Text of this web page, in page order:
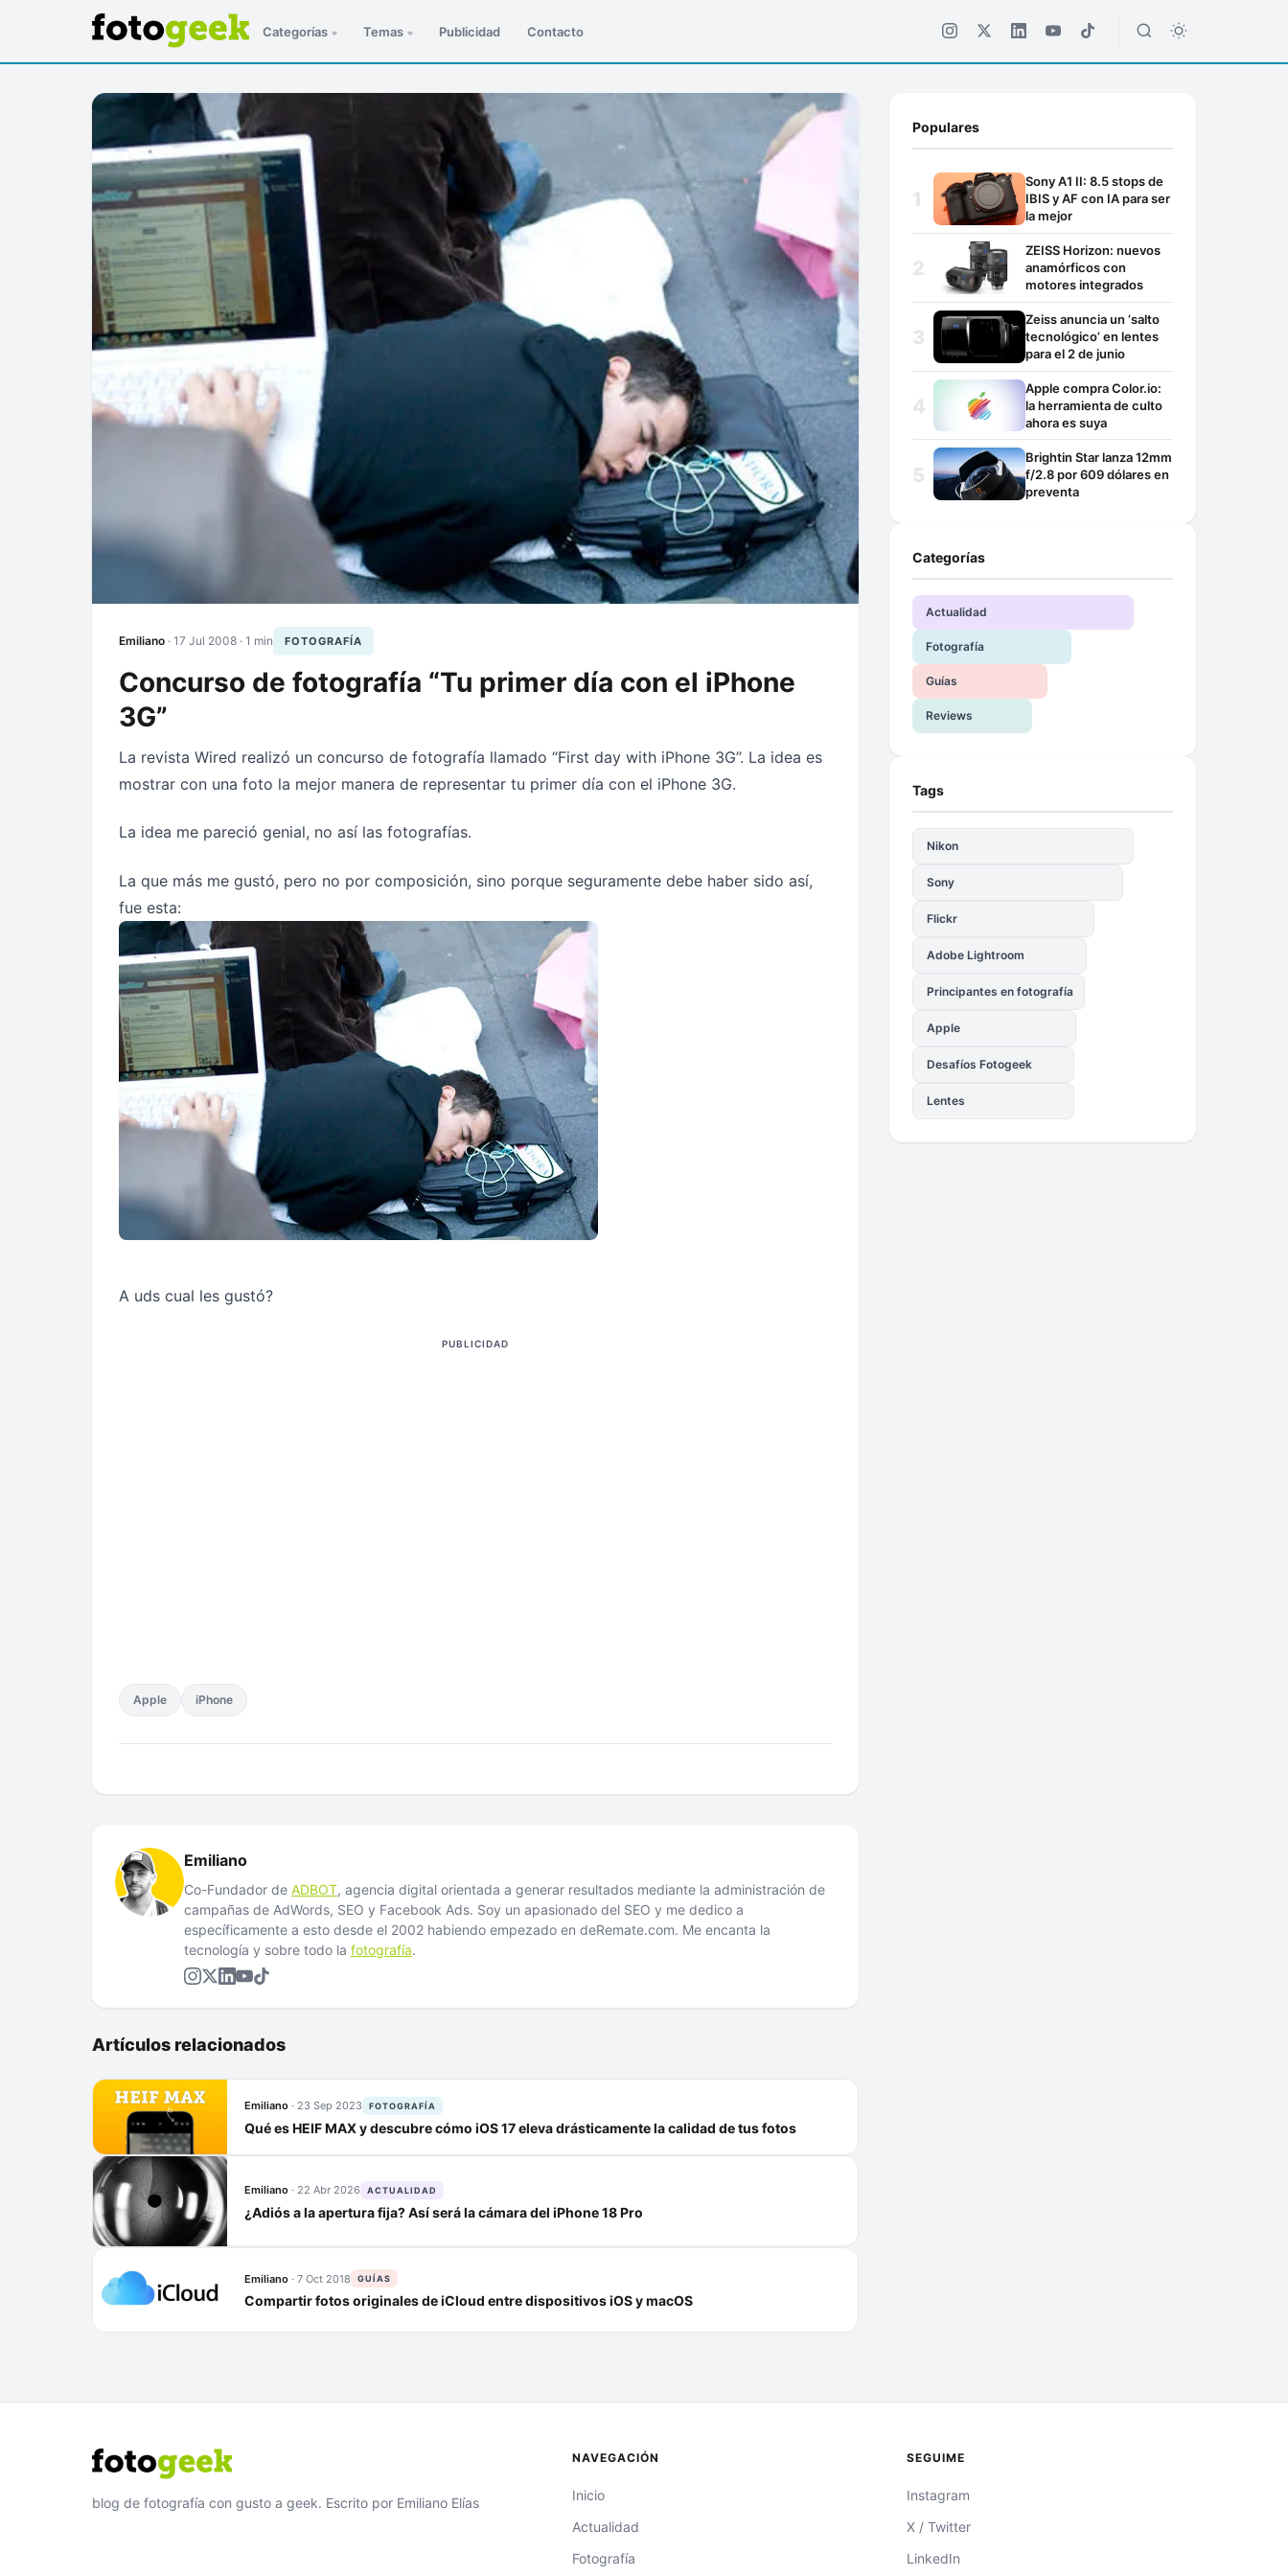
Categorías Temas Publicidad Contacto
Emiliano · 17 Jul 2008 · 1 min FOTOGRAFÍA
Concurso de fotografía “Tu primer día con el iPhone
3G”
La revista Wired realizó un concurso de fotografía llamado “First day with iPhone 3G”. La idea es
mostrar con una foto la mejor manera de representar tu primer día con el iPhone 3G.
La idea me pareció genial, no así las fotografías.
La que más me gustó, pero no por composición, sino porque seguramente debe haber sido así,
fue esta:
A uds cual les gustó?
PUBLICIDAD
Apple iPhone
Emiliano
Co-Fundador de ADBOT, agencia digital orientada a generar resultados mediante la administración de
campañas de AdWords, SEO y Facebook Ads. Soy un apasionado del SEO y me dedico a
específicamente a esto desde el 2002 habiendo empezado en deRemate.com. Me encanta la
tecnología y sobre todo la fotografía.
Artículos relacionados
Emiliano · 23 Sep 2023 FOTOGRAFÍA
Qué es HEIF MAX y descubre cómo iOS 17 eleva drásticamente la calidad de tus fotos
Emiliano · 22 Abr 2026 ACTUALIDAD
¿Adiós a la apertura fija? Así será la cámara del iPhone 18 Pro
Emiliano · 7 Oct 2018 GUÍAS
Compartir fotos originales de iCloud entre dispositivos iOS y macOS
Populares
Sony A1 II: 8.5 stops de
IBIS y AF con IA para ser
la mejor
ZEISS Horizon: nuevos
anamórficos con
motores integrados
Zeiss anuncia un ‘salto
tecnológico’ en lentes
para el 2 de junio
Apple compra Color.io:
la herramienta de culto
ahora es suya
Brightin Star lanza 12mm
f/2.8 por 609 dólares en
preventa
Categorías
Actualidad
Fotografía
Guías
Reviews
Tags
Nikon
Sony
Flickr
Adobe Lightroom
Principantes en fotografía
Apple
Desafíos Fotogeek
Lentes
blog de fotografía con gusto a geek. Escrito por Emiliano Elías
NAVEGACIÓN
Inicio
Actualidad
Fotografía
SEGUIME
Instagram
X / Twitter
LinkedIn